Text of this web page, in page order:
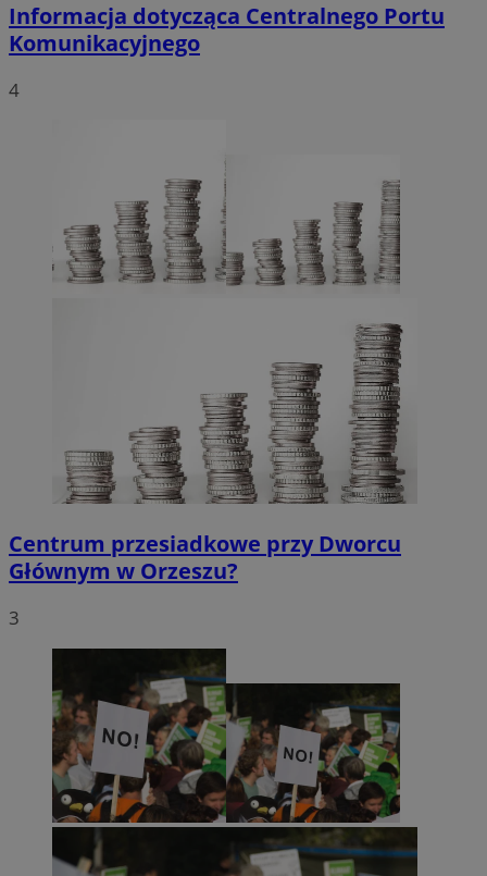
Informacja dotycząca Centralnego Portu
Komunikacyjnego
4
Centrum przesiadkowe przy Dworcu
Głównym w Orzeszu?
3